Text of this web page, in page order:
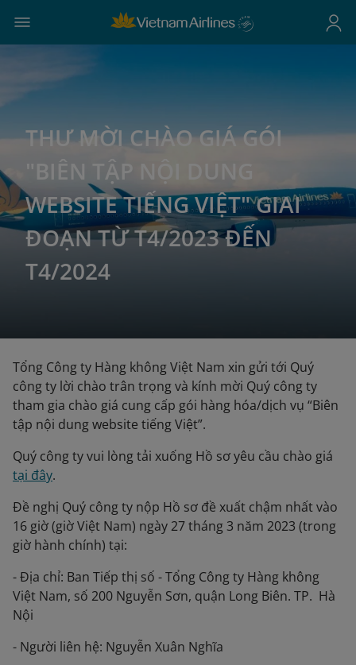
THƯ MỜI CHÀO GIÁ GÓI
"BIÊN TẬP NỘI DUNG
WEBSITE TIẾNG VIỆT" GIAI
ĐOẠN TỪ T4/2023 ĐẾN
T4/2024
Tổng Công ty Hàng không Việt Nam xin gửi tới Quý
công ty lời chào trân trọng và kính mời Quý công ty
tham gia chào giá cung cấp gói hàng hóa/dịch vụ “Biên
tập nội dung website tiếng Việt”.
Quý công ty vui lòng tải xuống Hồ sơ yêu cầu chào giá
tại đây.
Đề nghị Quý công ty nộp Hồ sơ đề xuất chậm nhất vào
16 giờ (giờ Việt Nam) ngày 27 tháng 3 năm 2023 (trong
giờ hành chính) tại:
- Địa chỉ: Ban Tiếp thị số - Tổng Công ty Hàng không
Việt Nam, số 200 Nguyễn Sơn, quận Long Biên. TP. Hà
Nội
- Người liên hệ: Nguyễn Xuân Nghĩa